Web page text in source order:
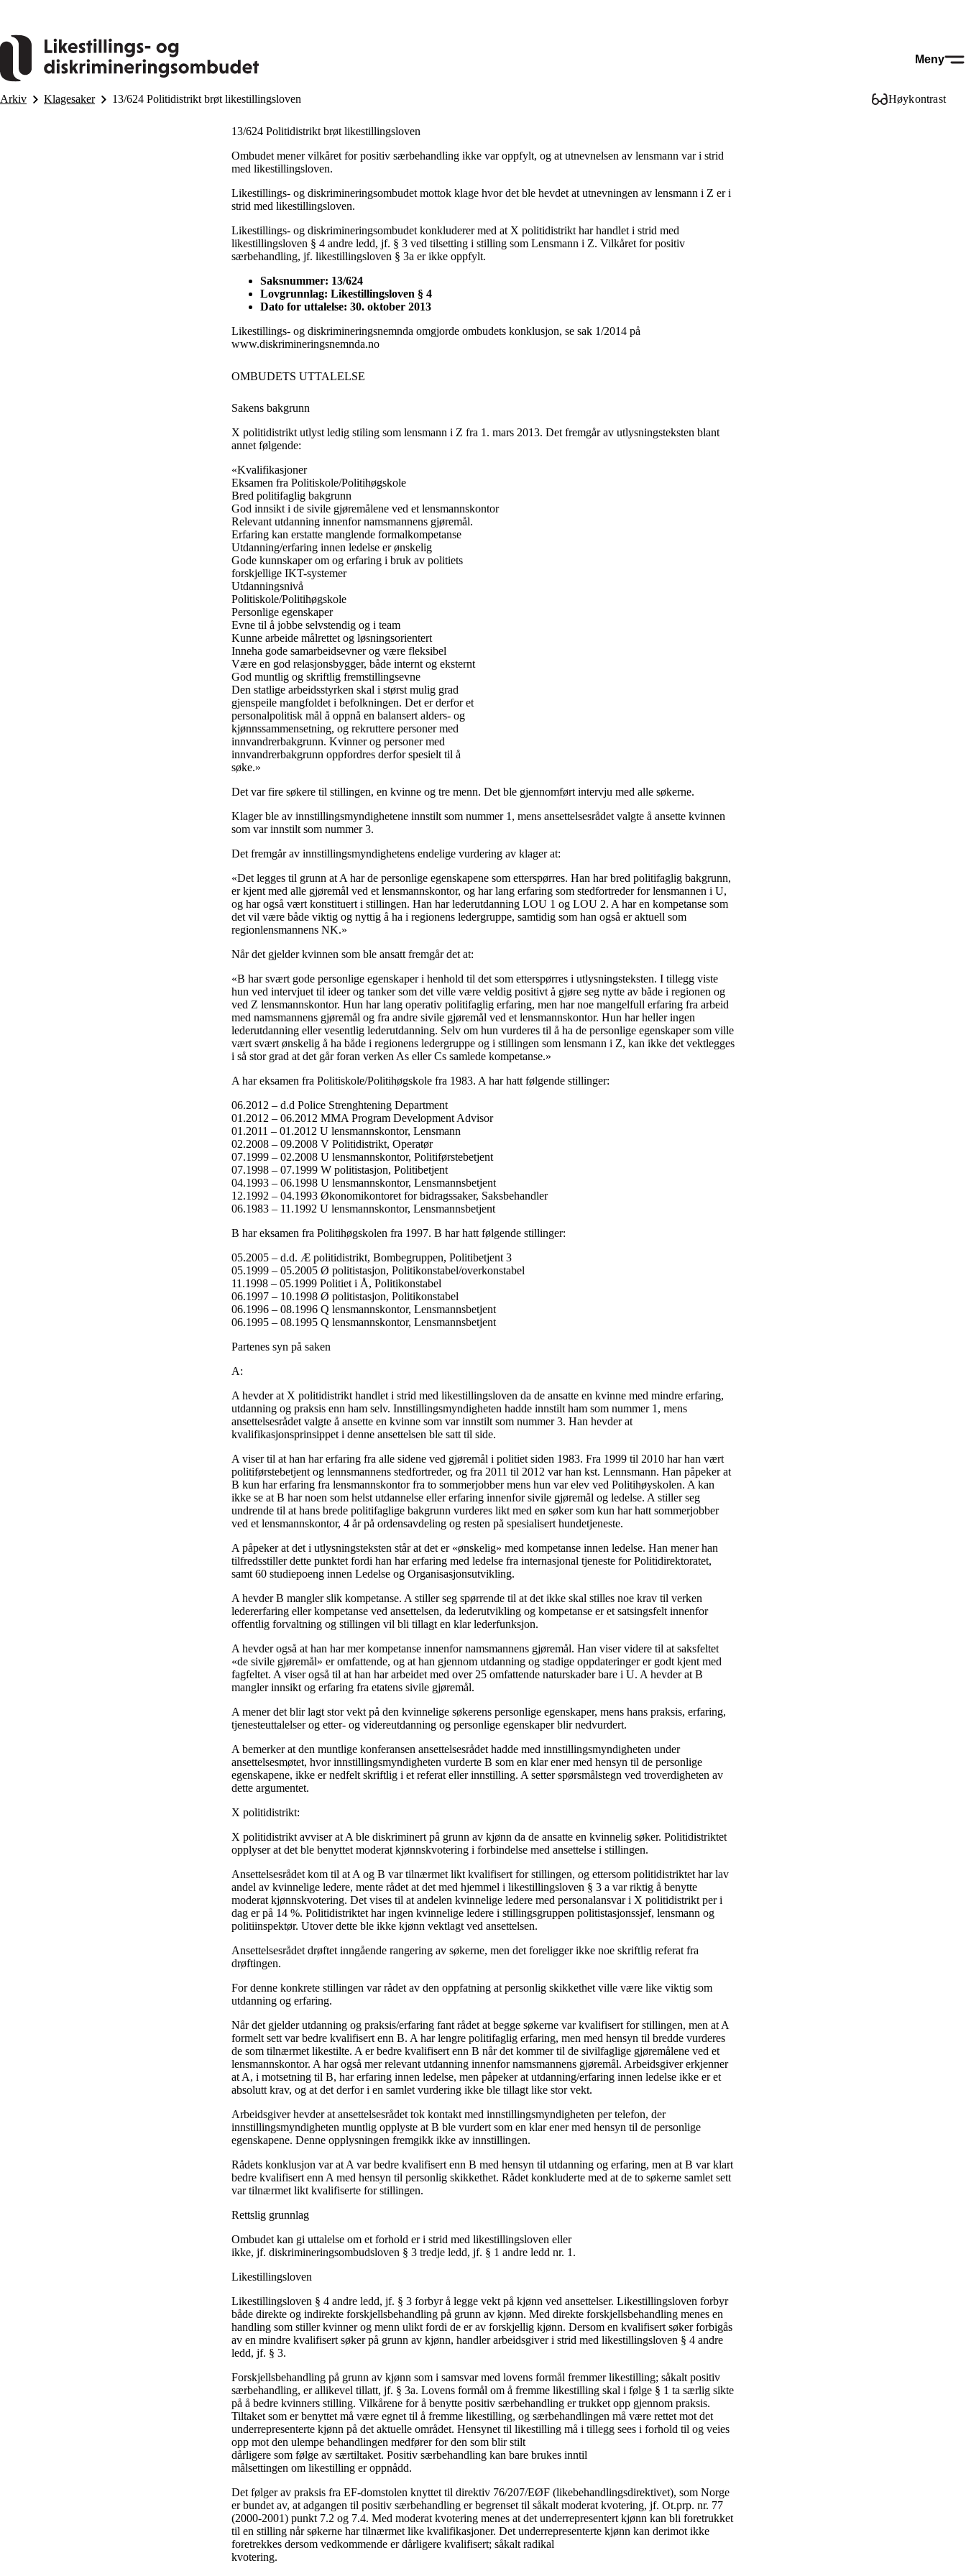
Meny
Arkiv Klagesaker 13/624 Politidistrikt brøt likestillingsloven Høykontrast
13/624 Politidistrikt brøt likestillingsloven
Ombudet mener vilkåret for positiv særbehandling ikke var oppfylt, og at utnevnelsen av lensmann var i strid
med likestillingsloven.
Likestillings- og diskrimineringsombudet mottok klage hvor det ble hevdet at utnevningen av lensmann i Z er i
strid med likestillingsloven.
Likestillings- og diskrimineringsombudet konkluderer med at X politidistrikt har handlet i strid med
likestillingsloven § 4 andre ledd, jf. § 3 ved tilsetting i stilling som Lensmann i Z. Vilkåret for positiv
særbehandling, jf. likestillingsloven § 3a er ikke oppfylt.
Saksnummer: 13/624
Lovgrunnlag: Likestillingsloven § 4
Dato for uttalelse: 30. oktober 2013
Likestillings- og diskrimineringsnemnda omgjorde ombudets konklusjon, se sak 1/2014 på
www.diskrimineringsnemnda.no
OMBUDETS UTTALELSE
Sakens bakgrunn
X politidistrikt utlyst ledig stiling som lensmann i Z fra 1. mars 2013. Det fremgår av utlysningsteksten blant
annet følgende:
«Kvalifikasjoner
Eksamen fra Politiskole/Politihøgskole
Bred politifaglig bakgrunn
God innsikt i de sivile gjøremålene ved et lensmannskontor
Relevant utdanning innenfor namsmannens gjøremål.
Erfaring kan erstatte manglende formalkompetanse
Utdanning/erfaring innen ledelse er ønskelig
Gode kunnskaper om og erfaring i bruk av politiets
forskjellige IKT-systemer
Utdanningsnivå
Politiskole/Politihøgskole
Personlige egenskaper
Evne til å jobbe selvstendig og i team
Kunne arbeide målrettet og løsningsorientert
Inneha gode samarbeidsevner og være fleksibel
Være en god relasjonsbygger, både internt og eksternt
God muntlig og skriftlig fremstillingsevne
Den statlige arbeidsstyrken skal i størst mulig grad
gjenspeile mangfoldet i befolkningen. Det er derfor et
personalpolitisk mål å oppnå en balansert alders- og
kjønnssammensetning, og rekruttere personer med
innvandrerbakgrunn. Kvinner og personer med
innvandrerbakgrunn oppfordres derfor spesielt til å
søke.»
Det var fire søkere til stillingen, en kvinne og tre menn. Det ble gjennomført intervju med alle søkerne.
Klager ble av innstillingsmyndighetene innstilt som nummer 1, mens ansettelsesrådet valgte å ansette kvinnen
som var innstilt som nummer 3.
Det fremgår av innstillingsmyndighetens endelige vurdering av klager at:
«Det legges til grunn at A har de personlige egenskapene som etterspørres. Han har bred politifaglig bakgrunn,
er kjent med alle gjøremål ved et lensmannskontor, og har lang erfaring som stedfortreder for lensmannen i U,
og har også vært konstituert i stillingen. Han har lederutdanning LOU 1 og LOU 2. A har en kompetanse som
det vil være både viktig og nyttig å ha i regionens ledergruppe, samtidig som han også er aktuell som
regionlensmannens NK.»
Når det gjelder kvinnen som ble ansatt fremgår det at:
«B har svært gode personlige egenskaper i henhold til det som etterspørres i utlysningsteksten. I tillegg viste
hun ved intervjuet til ideer og tanker som det ville være veldig positivt å gjøre seg nytte av både i regionen og
ved Z lensmannskontor. Hun har lang operativ politifaglig erfaring, men har noe mangelfull erfaring fra arbeid
med namsmannens gjøremål og fra andre sivile gjøremål ved et lensmannskontor. Hun har heller ingen
lederutdanning eller vesentlig lederutdanning. Selv om hun vurderes til å ha de personlige egenskaper som ville
vært svært ønskelig å ha både i regionens ledergruppe og i stillingen som lensmann i Z, kan ikke det vektlegges
i så stor grad at det går foran verken As eller Cs samlede kompetanse.»
A har eksamen fra Politiskole/Politihøgskole fra 1983. A har hatt følgende stillinger:
06.2012 – d.d Police Strenghtening Department
01.2012 – 06.2012 MMA Program Development Advisor
01.2011 – 01.2012 U lensmannskontor, Lensmann
02.2008 – 09.2008 V Politidistrikt, Operatør
07.1999 – 02.2008 U lensmannskontor, Politiførstebetjent
07.1998 – 07.1999 W politistasjon, Politibetjent
04.1993 – 06.1998 U lensmannskontor, Lensmannsbetjent
12.1992 – 04.1993 Økonomikontoret for bidragssaker, Saksbehandler
06.1983 – 11.1992 U lensmannskontor, Lensmannsbetjent
B har eksamen fra Politihøgskolen fra 1997. B har hatt følgende stillinger:
05.2005 – d.d. Æ politidistrikt, Bombegruppen, Politibetjent 3
05.1999 – 05.2005 Ø politistasjon, Politikonstabel/overkonstabel
11.1998 – 05.1999 Politiet i Å, Politikonstabel
06.1997 – 10.1998 Ø politistasjon, Politikonstabel
06.1996 – 08.1996 Q lensmannskontor, Lensmannsbetjent
06.1995 – 08.1995 Q lensmannskontor, Lensmannsbetjent
Partenes syn på saken
A:
A hevder at X politidistrikt handlet i strid med likestillingsloven da de ansatte en kvinne med mindre erfaring,
utdanning og praksis enn ham selv. Innstillingsmyndigheten hadde innstilt ham som nummer 1, mens
ansettelsesrådet valgte å ansette en kvinne som var innstilt som nummer 3. Han hevder at
kvalifikasjonsprinsippet i denne ansettelsen ble satt til side.
A viser til at han har erfaring fra alle sidene ved gjøremål i politiet siden 1983. Fra 1999 til 2010 har han vært
politiførstebetjent og lennsmannens stedfortreder, og fra 2011 til 2012 var han kst. Lennsmann. Han påpeker at
B kun har erfaring fra lensmannskontor fra to sommerjobber mens hun var elev ved Politihøyskolen. A kan
ikke se at B har noen som helst utdannelse eller erfaring innenfor sivile gjøremål og ledelse. A stiller seg
undrende til at hans brede politifaglige bakgrunn vurderes likt med en søker som kun har hatt sommerjobber
ved et lensmannskontor, 4 år på ordensavdeling og resten på spesialisert hundetjeneste.
A påpeker at det i utlysningsteksten står at det er «ønskelig» med kompetanse innen ledelse. Han mener han
tilfredsstiller dette punktet fordi han har erfaring med ledelse fra internasjonal tjeneste for Politidirektoratet,
samt 60 studiepoeng innen Ledelse og Organisasjonsutvikling.
A hevder B mangler slik kompetanse. A stiller seg spørrende til at det ikke skal stilles noe krav til verken
ledererfaring eller kompetanse ved ansettelsen, da lederutvikling og kompetanse er et satsingsfelt innenfor
offentlig forvaltning og stillingen vil bli tillagt en klar lederfunksjon.
A hevder også at han har mer kompetanse innenfor namsmannens gjøremål. Han viser videre til at saksfeltet
«de sivile gjøremål» er omfattende, og at han gjennom utdanning og stadige oppdateringer er godt kjent med
fagfeltet. A viser også til at han har arbeidet med over 25 omfattende naturskader bare i U. A hevder at B
mangler innsikt og erfaring fra etatens sivile gjøremål.
A mener det blir lagt stor vekt på den kvinnelige søkerens personlige egenskaper, mens hans praksis, erfaring,
tjenesteuttalelser og etter- og videreutdanning og personlige egenskaper blir nedvurdert.
A bemerker at den muntlige konferansen ansettelsesrådet hadde med innstillingsmyndigheten under
ansettelsesmøtet, hvor innstillingsmyndigheten vurderte B som en klar ener med hensyn til de personlige
egenskapene, ikke er nedfelt skriftlig i et referat eller innstilling. A setter spørsmålstegn ved troverdigheten av
dette argumentet.
X politidistrikt:
X politidistrikt avviser at A ble diskriminert på grunn av kjønn da de ansatte en kvinnelig søker. Politidistriktet
opplyser at det ble benyttet moderat kjønnskvotering i forbindelse med ansettelse i stillingen.
Ansettelsesrådet kom til at A og B var tilnærmet likt kvalifisert for stillingen, og ettersom politidistriktet har lav
andel av kvinnelige ledere, mente rådet at det med hjemmel i likestillingsloven § 3 a var riktig å benytte
moderat kjønnskvotering. Det vises til at andelen kvinnelige ledere med personalansvar i X politidistrikt per i
dag er på 14 %. Politidistriktet har ingen kvinnelige ledere i stillingsgruppen politistasjonssjef, lensmann og
politiinspektør. Utover dette ble ikke kjønn vektlagt ved ansettelsen.
Ansettelsesrådet drøftet inngående rangering av søkerne, men det foreligger ikke noe skriftlig referat fra
drøftingen.
For denne konkrete stillingen var rådet av den oppfatning at personlig skikkethet ville være like viktig som
utdanning og erfaring.
Når det gjelder utdanning og praksis/erfaring fant rådet at begge søkerne var kvalifisert for stillingen, men at A
formelt sett var bedre kvalifisert enn B. A har lengre politifaglig erfaring, men med hensyn til bredde vurderes
de som tilnærmet likestilte. A er bedre kvalifisert enn B når det kommer til de sivilfaglige gjøremålene ved et
lensmannskontor. A har også mer relevant utdanning innenfor namsmannens gjøremål. Arbeidsgiver erkjenner
at A, i motsetning til B, har erfaring innen ledelse, men påpeker at utdanning/erfaring innen ledelse ikke er et
absolutt krav, og at det derfor i en samlet vurdering ikke ble tillagt like stor vekt.
Arbeidsgiver hevder at ansettelsesrådet tok kontakt med innstillingsmyndigheten per telefon, der
innstillingsmyndigheten muntlig opplyste at B ble vurdert som en klar ener med hensyn til de personlige
egenskapene. Denne opplysningen fremgikk ikke av innstillingen.
Rådets konklusjon var at A var bedre kvalifisert enn B med hensyn til utdanning og erfaring, men at B var klart
bedre kvalifisert enn A med hensyn til personlig skikkethet. Rådet konkluderte med at de to søkerne samlet sett
var tilnærmet likt kvalifiserte for stillingen.
Rettslig grunnlag
Ombudet kan gi uttalelse om et forhold er i strid med likestillingsloven eller
ikke, jf. diskrimineringsombudsloven § 3 tredje ledd, jf. § 1 andre ledd nr. 1.
Likestillingsloven
Likestillingsloven § 4 andre ledd, jf. § 3 forbyr å legge vekt på kjønn ved ansettelser. Likestillingsloven forbyr
både direkte og indirekte forskjellsbehandling på grunn av kjønn. Med direkte forskjellsbehandling menes en
handling som stiller kvinner og menn ulikt fordi de er av forskjellig kjønn. Dersom en kvalifisert søker forbigås
av en mindre kvalifisert søker på grunn av kjønn, handler arbeidsgiver i strid med likestillingsloven § 4 andre
ledd, jf. § 3.
Forskjellsbehandling på grunn av kjønn som i samsvar med lovens formål fremmer likestilling; såkalt positiv
særbehandling, er allikevel tillatt, jf. § 3a. Lovens formål om å fremme likestilling skal i følge § 1 ta særlig sikte
på å bedre kvinners stilling. Vilkårene for å benytte positiv særbehandling er trukket opp gjennom praksis.
Tiltaket som er benyttet må være egnet til å fremme likestilling, og særbehandlingen må være rettet mot det
underrepresenterte kjønn på det aktuelle området. Hensynet til likestilling må i tillegg sees i forhold til og veies
opp mot den ulempe behandlingen medfører for den som blir stilt
dårligere som følge av særtiltaket. Positiv særbehandling kan bare brukes inntil
målsettingen om likestilling er oppnådd.
Det følger av praksis fra EF-domstolen knyttet til direktiv 76/207/EØF (likebehandlingsdirektivet), som Norge
er bundet av, at adgangen til positiv særbehandling er begrenset til såkalt moderat kvotering, jf. Ot.prp. nr. 77
(2000-2001) punkt 7.2 og 7.4. Med moderat kvotering menes at det underrepresentert kjønn kan bli foretrukket
til en stilling når søkerne har tilnærmet like kvalifikasjoner. Det underrepresenterte kjønn kan derimot ikke
foretrekkes dersom vedkommende er dårligere kvalifisert; såkalt radikal
kvotering.